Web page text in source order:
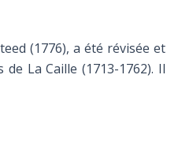
(1776), a été révisée et
La Caille (1713-1762). Il